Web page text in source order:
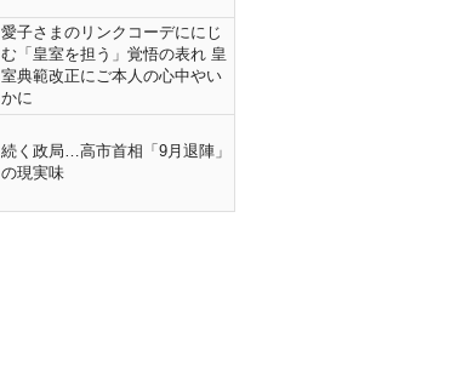
愛子さまのリンクコーデににじ
む「皇室を担う」覚悟の表れ 皇
室典範改正にご本人の心中やい
かに
続く政局…高市首相「9月退陣」
の現実味